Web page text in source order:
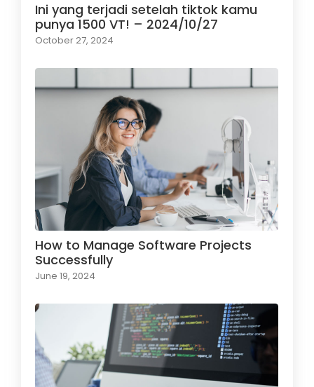
Ini yang terjadi setelah tiktok kamu
punya 1500 VT! – 2024/10/27
October 27, 2024
How to Manage Software Projects
Successfully
June 19, 2024